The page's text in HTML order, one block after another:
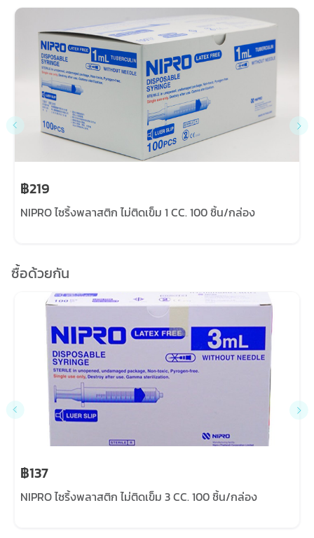
฿219
NIPRO ไซริ้งพลาสติก ไม่ติดเข็ม 1 CC. 100 ชิ้น/กล่อง
ซื้อด้วยกัน
฿137
NIPRO ไซริ้งพลาสติก ไม่ติดเข็ม 3 CC. 100 ชิ้น/กล่อง